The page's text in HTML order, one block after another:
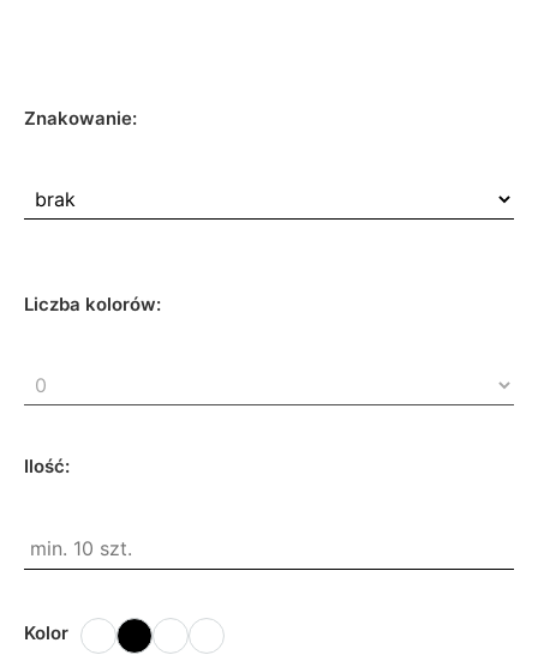
Znakowanie:
Liczba kolorów:
Ilość:
Kolor